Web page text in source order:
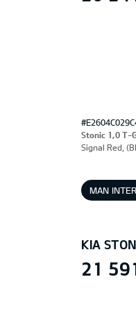
Stonic 1,0 T-
Signal Red,
MAN
KIA
21